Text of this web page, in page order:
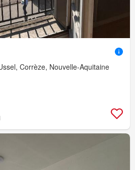
Corrèze, Nouvelle-Aquitaine